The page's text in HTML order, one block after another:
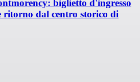
biglietto d'ingresso
ritorno dal centro storico di